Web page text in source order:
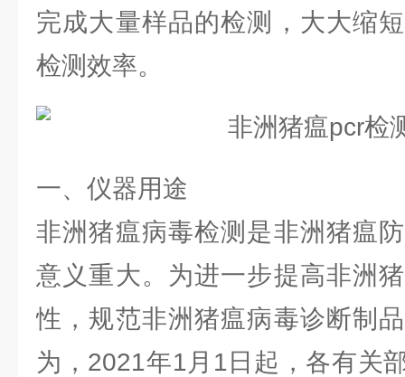
完成大量样品的检测，大大缩
检测效率。
一、仪器用途
非洲猪瘟病毒检测是非洲猪瘟
意义重大。为进一步提高非洲
性，规范非洲猪瘟病毒诊断制
为，2021年1月1日起，各有关